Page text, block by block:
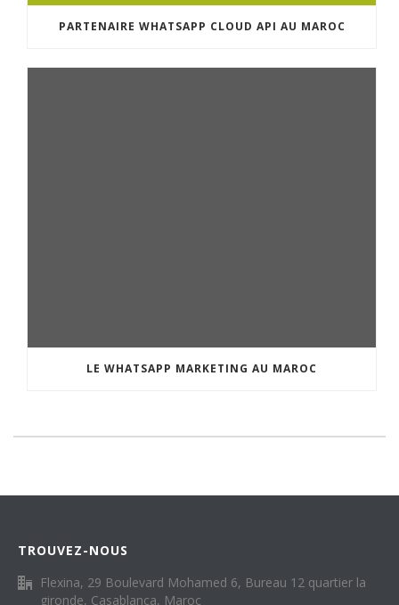
PARTENAIRE WHATSAPP CLOUD API AU MAROC
LE WHATSAPP MARKETING AU MAROC
TROUVEZ-NOUS
Flexina, 29 Boulevard Mohamed 6, Bureau 12 quartier la
gironde, Casablanca, Maroc